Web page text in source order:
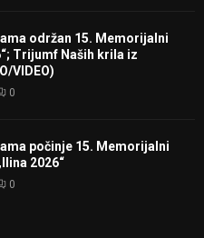
održan 15. Memorijalni
Trijumf Naših krila iz
VIDEO)
0
počinje 15. Memorijalni
2026“
0